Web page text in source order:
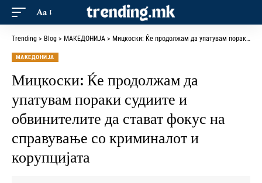
Aa
Trending > Blog > МАКЕДОНИЈА > Мицкоски: Ќе продолжам да упатувам пораки судиите и обвинителите да стават фокус на справување со криминалот и корупцијата
МАКЕДОНИЈА
Мицкоски: Ќе продолжам да
упатувам пораки судиите и
обвинителите да стават фокус на
справување со криминалот и
корупцијата